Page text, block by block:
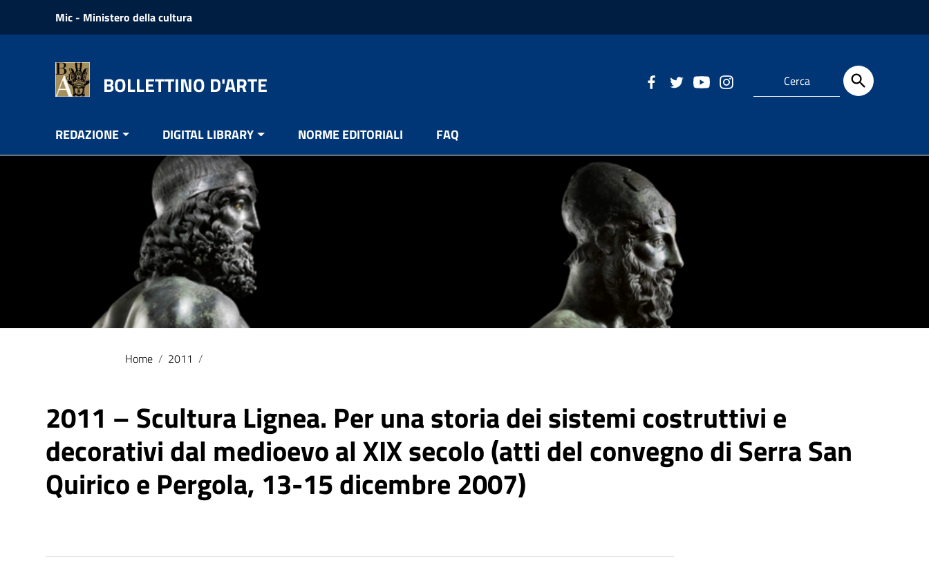
Vai ai contenuti
Vai al menu di navigazione
Mic - Ministero della cultura
BOLLETTINO D'ARTE
REDAZIONE DIGITAL LIBRARY NORME EDITORIALI FAQ
Home / 2011 /
2011 – Scultura Lignea. Per una storia dei sistemi costruttivi e
decorativi dal medioevo al XIX secolo (atti del convegno di Serra San
Quirico e Pergola, 13-15 dicembre 2007)